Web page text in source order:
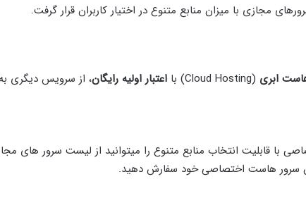
مجازی با میزان منابع متنوع در اختیار کاربران قرار گرفت.
ابری (Cloud Hosting) با اعتبار اولیه رایگان، از سرویس دیگری
سرور هاست اختصاصی خود سفارش دهید.